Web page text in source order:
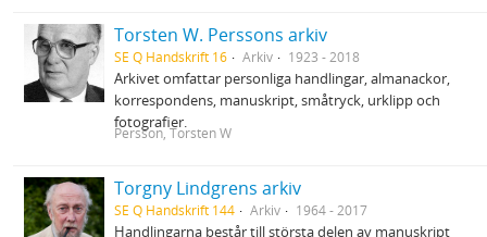
Torsten W. Perssons arkiv
SE Q Handskrift 16 Arkiv 1923 - 2018
Arkivet omfattar personliga handlingar, almanackor,
korrespondens, manuskript, småtryck, urklipp och
fotografier.
Persson, Torsten W
Torgny Lindgrens arkiv
SE Q Handskrift 144 Arkiv 1964 - 2017
Handlingarna består till största delen av manuskript